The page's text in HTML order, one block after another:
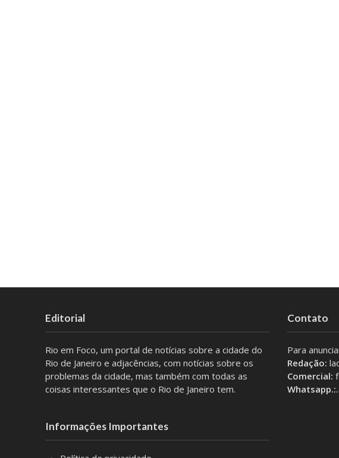
Editorial
Rio em Foco, um portal de notícias sobre a cidade do
Rio de Janeiro e adjacências, com notícias sobre os
problemas da cidade, mas também com todas as
coisas interessantes que o Rio de Janeiro tem.
Informações Importantes
Contato
Para
Redação:
Comercial:
Whatsapp.:.